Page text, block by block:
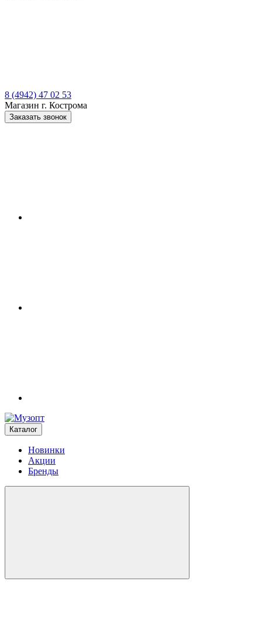
8 (4942) 47 02 53
Магазин г. Кострома
Заказать звонок
Каталог
Новинки
Акции
Бренды